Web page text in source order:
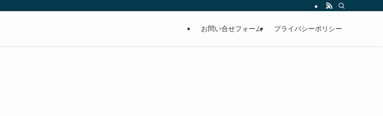
お問い合せフォーム プライバシーポリシー